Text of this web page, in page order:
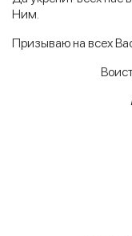
Ним.
Призываю на всех